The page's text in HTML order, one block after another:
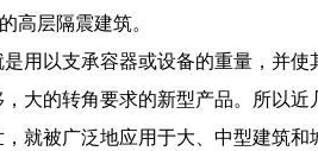
高层隔震建筑。
用以支承容器或设备的重量，并
大的转角要求的新型产品。所以
就被广泛地应用于大、中型建筑